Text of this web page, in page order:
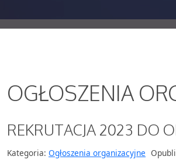
OGŁOSZENIA
REKRUTACJA 2023 DO
Kategoria: Ogłoszenia organizacyjne